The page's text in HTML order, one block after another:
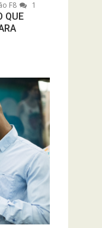
F8 1
QUE